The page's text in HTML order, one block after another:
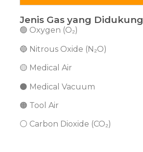
Jenis Gas yang Didukung
🟢 Oxygen (O₂)
🔵 Nitrous Oxide (N₂O)
🟡 Medical Air
⚫ Medical Vacuum
🟠 Tool Air
⚪ Carbon Dioxide (CO₂)